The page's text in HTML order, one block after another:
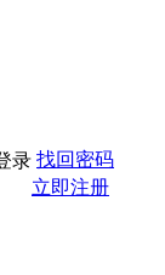
录 找回密码
立即注册